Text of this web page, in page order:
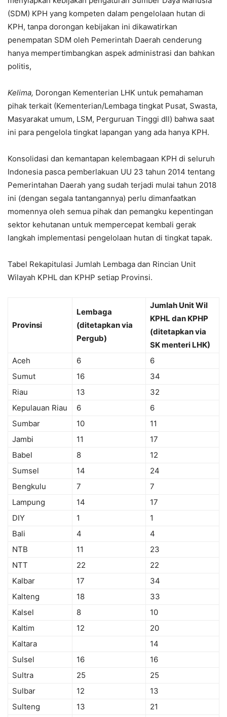
(SDM) KPH yang kompeten dalam pengelolaan hutan di
KPH, tanpa dorongan kebijakan ini dikawatirkan
penempatan SDM oleh Pemerintah Daerah cenderung
hanya mempertimbangkan aspek administrasi dan bahkan
politis,
Kelima, Dorongan Kementerian LHK untuk pemahaman
pihak terkait (Kementerian/Lembaga tingkat Pusat, Swasta,
Masyarakat umum, LSM, Perguruan Tinggi dll) bahwa saat
ini para pengelola tingkat lapangan yang ada hanya KPH.
Konsolidasi dan kemantapan kelembagaan KPH di seluruh
Indonesia pasca pemberlakuan UU 23 tahun 2014 tentang
Pemerintahan Daerah yang sudah terjadi mulai tahun 2018
ini (dengan segala tantangannya) perlu dimanfaatkan
momennya oleh semua pihak dan pemangku kepentingan
sektor kehutanan untuk mempercepat kembali gerak
langkah implementasi pengelolaan hutan di tingkat tapak.
Tabel Rekapitulasi Jumlah Lembaga dan Rincian Unit
Wilayah KPHL dan KPHP setiap Provinsi.
Provinsi
Lembaga
(ditetapkan via
Pergub)
Jumlah Unit Wil
KPHL dan KPHP
(ditetapkan via
SK menteri LHK)
Aceh
6
6
Sumut
16
34
Riau
13
32
Kepulauan Riau
6
6
Sumbar
10
11
Jambi
11
17
Babel
8
12
Sumsel
14
24
Bengkulu
7
7
Lampung
14
17
DIY
1
1
Bali
4
4
NTB
11
23
NTT
22
22
Kalbar
17
34
Kalteng
18
33
Kalsel
8
10
Kaltim
12
20
Kaltara
14
Sulsel
16
16
Sultra
25
25
Sulbar
12
13
Sulteng
13
21